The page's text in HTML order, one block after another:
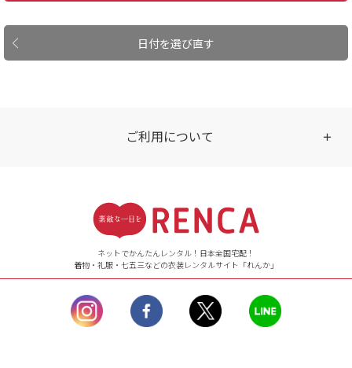
日付を選び直す
ご利用について
【ご注文（インターネット）】
24時間年中無休
【お問い合わせ窓口（メー
ル）】10:00~17:00
土曜日、日曜日、臨
時休業日を除く。
営業時間外にいただ
ネットでかんたんレンタル！日本全国宅配！
着物・礼服・七五三などの衣装レンタルサイト「れんか」